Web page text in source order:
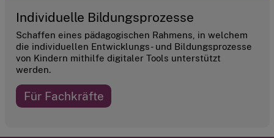
Individuelle Bildungsprozesse
Schaffen eines pädagogischen Rahmens, in welchem
die individuellen Entwicklungs- und Bildungsprozesse
von Kindern mithilfe digitaler Tools unterstützt
werden.
Für Fachkräfte